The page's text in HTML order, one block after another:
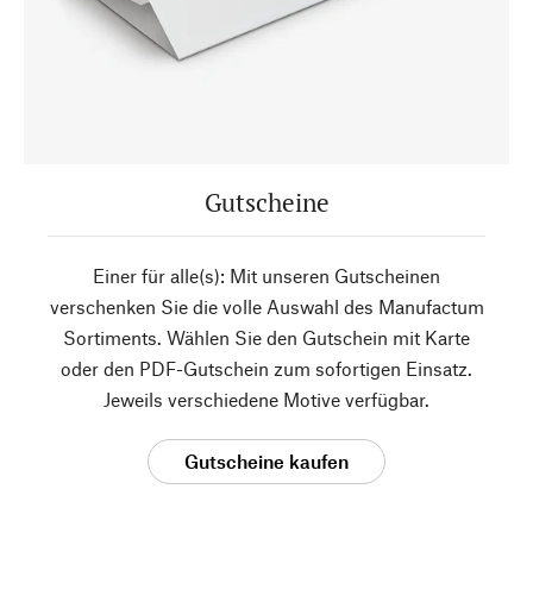
Gutscheine
Einer für alle(s): Mit unseren Gutscheinen
verschenken Sie die volle Auswahl des Manufactum
Sortiments. Wählen Sie den Gutschein mit Karte
oder den PDF-Gutschein zum sofortigen Einsatz.
Jeweils verschiedene Motive verfügbar.
Gutscheine kaufen